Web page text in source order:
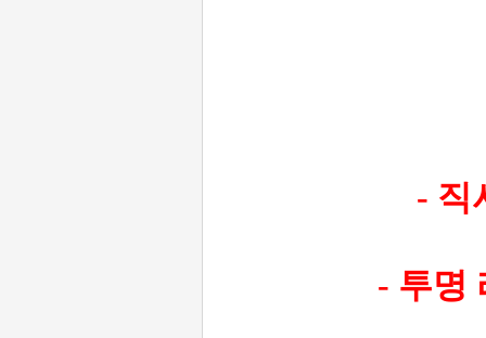
- 직
- 투명